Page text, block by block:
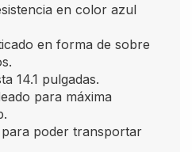
en color azul
en forma de sobre
14.1 pulgadas.
para máxima
poder transportar